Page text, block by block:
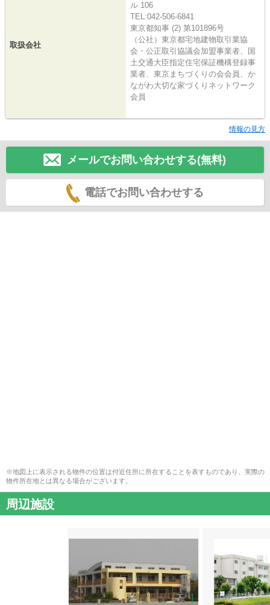
取扱会社
ル 106
TEL:042-506-6841
東京都知事 (2) 第101896号
（公社）東京都宅地建物取引業協
会・公正取引協議会加盟事業者、国
土交通大臣指定住宅保証機構登録事
業者、東京まちづくりの会会員、か
ながわ大切な家づくりネットワーク
会員
情報の見方
メールでお問い合わせする(無料)
電話でお問い合わせする
※地図上に表示される物件の位置は付近住所に所在することを表すものであり、実際の
物件所在地とは異なる場合がございます。
周辺施設